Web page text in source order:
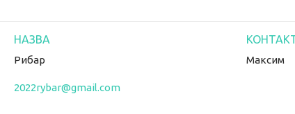
Рибар
2022rybar@gmail.com
Максим